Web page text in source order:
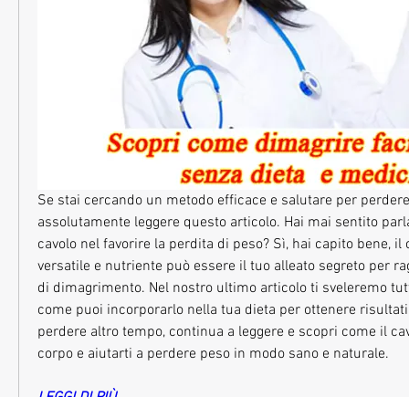
Se stai cercando un metodo efficace e salutare per
assolutamente leggere questo articolo. Hai mai sentito
cavolo nel favorire la perdita di peso? Sì, hai capito bene, il
versatile e nutriente può essere il tuo alleato segreto per
di dimagrimento. Nel nostro ultimo articolo ti sveleremo
come puoi incorporarlo nella tua dieta per ottenere
perdere altro tempo, continua a leggere e scopri come il
corpo e aiutarti a perdere peso in modo sano e naturale.